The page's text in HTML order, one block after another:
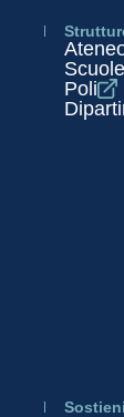
Scuole
Poli